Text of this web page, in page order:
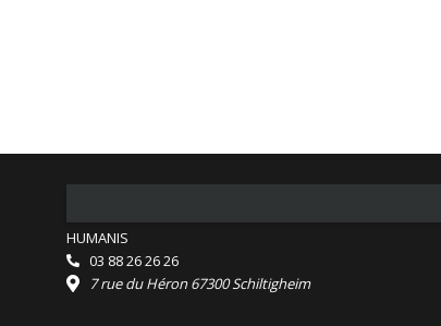
HUMANIS
03 88 26 26 26
7 rue du Héron 67300 Schiltigheim